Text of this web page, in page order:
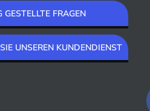
GESTELLTE FRAGEN
UNSEREN KUNDENDIENST